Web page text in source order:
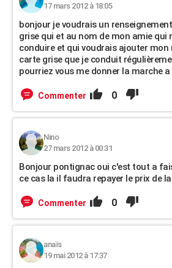
17 mars 2012 à 18:05
bonjour je voudrais un
grise qui et au nom de mon amie qui
conduire et qui voudrais ajouter mon
carte grise que je conduit
pourriez vous me donner la marche
Commenter 0
Nino
27 mars 2012 à 00:31
Bonjour pontignac oui c'est tout a
ce cas la il faudra repayer le prix de
Commenter 0
anaïs
19 mai 2012 à 17:37